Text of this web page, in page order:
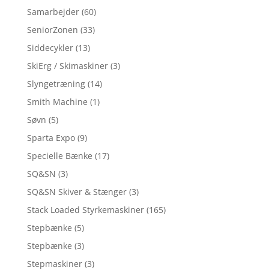
Samarbejder (60)
SeniorZonen (33)
Siddecykler (13)
SkiErg / Skimaskiner (3)
Slyngetræning (14)
Smith Machine (1)
Søvn (5)
Sparta Expo (9)
Specielle Bænke (17)
SQ&SN (3)
SQ&SN Skiver & Stænger (3)
Stack Loaded Styrkemaskiner (165)
Stepbænke (5)
Stepbænke (3)
Stepmaskiner (3)